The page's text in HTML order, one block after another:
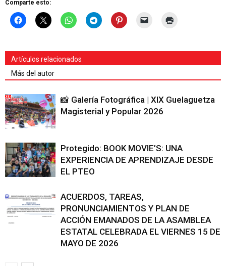
Comparte esto:
Artículos relacionados
Más del autor
📸 Galería Fotográfica | XIX Guelaguetza
Magisterial y Popular 2026
Protegido: BOOK MOVIE’S: UNA
EXPERIENCIA DE APRENDIZAJE DESDE
EL PTEO
ACUERDOS, TAREAS,
PRONUNCIAMIENTOS Y PLAN DE
ACCIÓN EMANADOS DE LA ASAMBLEA
ESTATAL CELEBRADA EL VIERNES 15 DE
MAYO DE 2026